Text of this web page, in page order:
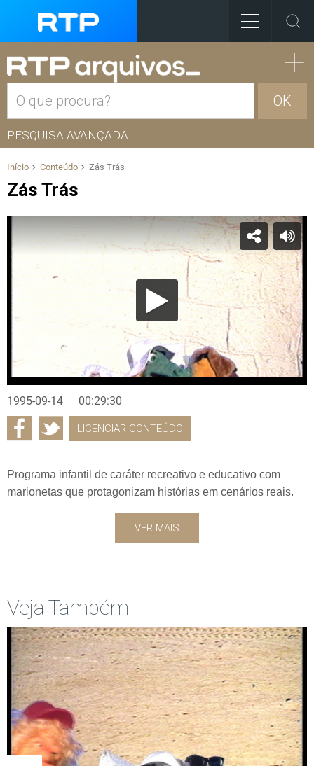
OK
PESQUISA AVANÇADA
Início Conteúdo Zás Trás
Zás Trás
1995-09-14 00:29:30
LICENCIAR CONTEÚDO
Programa infantil de caráter recreativo e educativo com
marionetas que protagonizam histórias em cenários reais.
VER MAIS
Veja Também